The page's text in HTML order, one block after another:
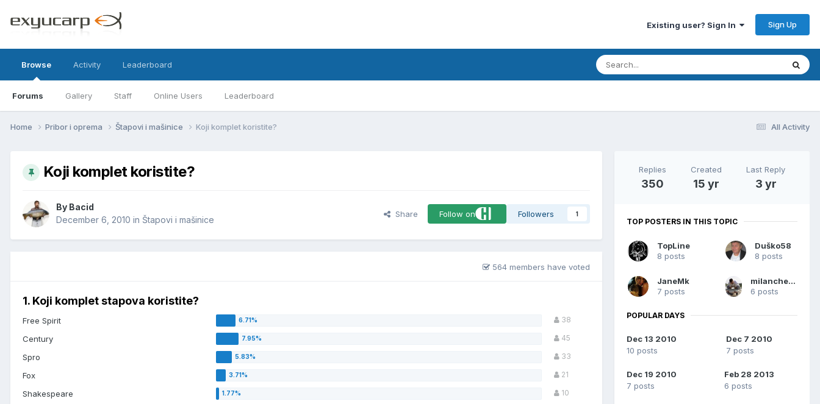
Existing user? Sign In Sign Up
Browse
Forums Gallery Staff Online Users Leaderboard
Activity Leaderboard
All Activity
Home Pribor i oprema Štapovi i mašinice Koji komplet koristite?
Koji komplet koristite?
By Bacid
December 6, 2010 in Štapovi i mašinice
Share Follow on Followers 1
564 members have voted
1. Koji komplet stapova koristite?
Free Spirit 38
Century 45
Spro 33
Fox 21
Shakespeare 10
Replies
350
Created
15 yr
Last Reply
3 yr
TOP POSTERS IN THIS TOPIC
TopLine
8 posts
Duško58
8 posts
JaneMk
7 posts
milancheshow
6 posts
POPULAR DAYS
Dec 13 2010
10 posts
Dec 7 2010
7 posts
Dec 19 2010
7 posts
Feb 28 2013
6 posts